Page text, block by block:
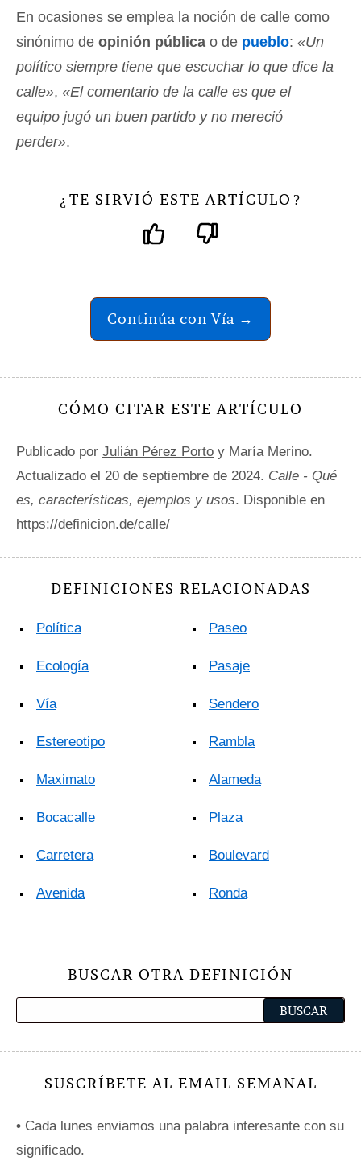
En ocasiones se emplea la noción de calle como
sinónimo de opinión pública o de pueblo: «Un
político siempre tiene que escuchar lo que dice la
calle», «El comentario de la calle es que el
equipo jugó un buen partido y no mereció
perder».
¿ TE SIRVIÓ ESTE ARTÍCULO ?
Continúa con Vía →
CÓMO CITAR ESTE ARTÍCULO
Publicado por Julián Pérez Porto y María Merino.
Actualizado el 20 de septiembre de 2024. Calle - Qué
es, características, ejemplos y usos. Disponible en
https://definicion.de/calle/
DEFINICIONES RELACIONADAS
Política
Ecología
Vía
Estereotipo
Maximato
Bocacalle
Carretera
Avenida
Paseo
Pasaje
Sendero
Rambla
Alameda
Plaza
Boulevard
Ronda
BUSCAR OTRA DEFINICIÓN
SUSCRÍBETE AL EMAIL SEMANAL
• Cada lunes enviamos una palabra interesante con su
significado.